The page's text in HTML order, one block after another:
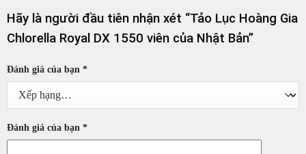
Hãy là người đầu tiên nhận xét “Tảo Lục Hoàng Gia
Chlorella Royal DX 1550 viên của Nhật Bản”
Đánh giá của bạn *
Đánh giá của bạn *